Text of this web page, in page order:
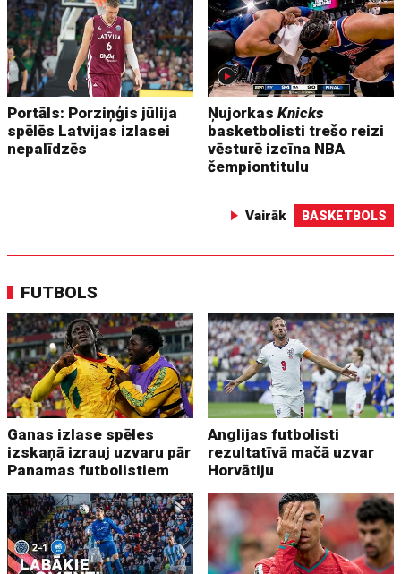
Portāls: Porziņģis jūlija
spēlēs Latvijas izlasei
nepalīdzēs
ŅujorkasKnicks
basketbolisti trešo reizi
vēsturē izcīna NBA
čempiontitulu
Vairāk BASKETBOLS
FUTBOLS
Ganas izlase spēles
izskaņā izrauj uzvaru pār
Panamas futbolistiem
Anglijas futbolisti
rezultatīvā mačā uzvar
Horvātiju